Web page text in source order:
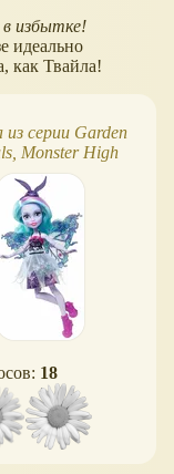
избытке!
идеально
как Твайла!
из серии Garden
Monster High
18